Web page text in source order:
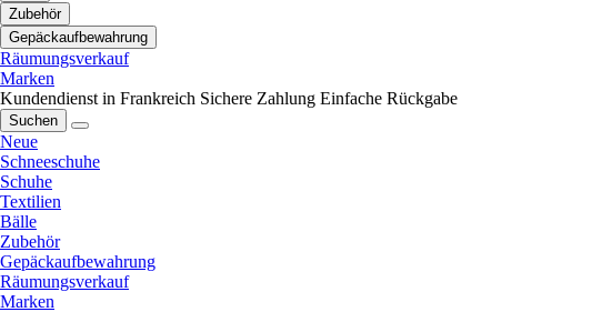
Zubehör
Gepäckaufbewahrung
Räumungsverkauf
Marken
Kundendienst in Frankreich Sichere Zahlung Einfache Rückgabe
Suchen
Neue
Schneeschuhe
Schuhe
Textilien
Bälle
Zubehör
Gepäckaufbewahrung
Räumungsverkauf
Marken